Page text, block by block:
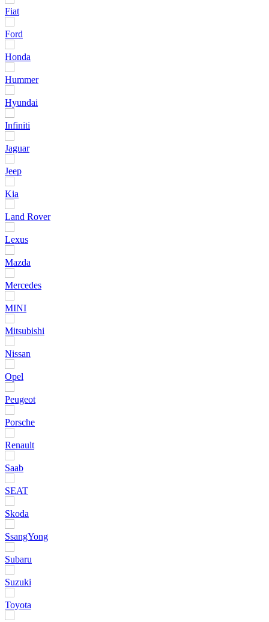
Fiat
Ford
Honda
Hummer
Hyundai
Infiniti
Jaguar
Jeep
Kia
Land Rover
Lexus
Mazda
Mercedes
MINI
Mitsubishi
Nissan
Opel
Peugeot
Porsche
Renault
Saab
SEAT
Skoda
SsangYong
Subaru
Suzuki
Toyota